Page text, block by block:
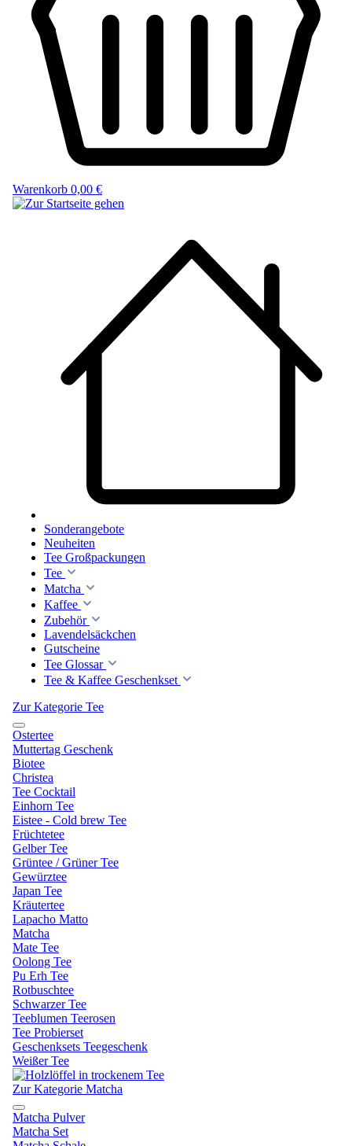
Warenkorb 0,00 €
Sonderangebote
Neuheiten
Tee Großpackungen
Tee
Matcha
Kaffee
Zubehör
Lavendelsäckchen
Gutscheine
Tee Glossar
Tee & Kaffee Geschenkset
Zur Kategorie Tee
Ostertee
Muttertag Geschenk
Biotee
Christea
Tee Cocktail
Einhorn Tee
Eistee - Cold brew Tee
Früchtetee
Gelber Tee
Grüntee / Grüner Tee
Gewürztee
Japan Tee
Kräutertee
Lapacho Matto
Matcha
Mate Tee
Oolong Tee
Pu Erh Tee
Rotbuschtee
Schwarzer Tee
Teeblumen Teerosen
Tee Probierset
Geschenksets Teegeschenk
Weißer Tee
Zur Kategorie Matcha
Matcha Pulver
Matcha Set